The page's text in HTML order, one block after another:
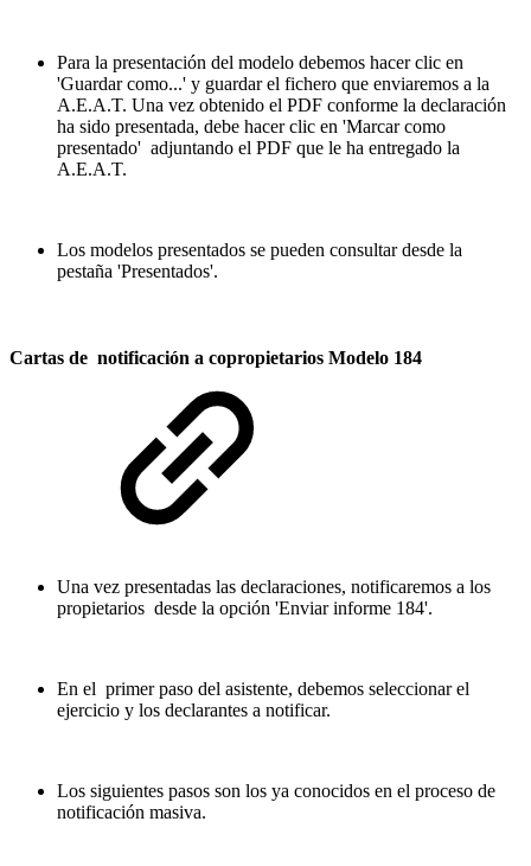
Para la presentación del modelo debemos hacer clic en
'Guardar como...' y guardar el fichero que enviaremos a la
A.E.A.T. Una vez obtenido el PDF conforme la declaración
ha sido presentada, debe hacer clic en 'Marcar como
presentado' adjuntando el PDF que le ha entregado la
A.E.A.T.
Los modelos presentados se pueden consultar desde la
pestaña 'Presentados'.
Cartas de notificación a copropietarios Modelo 184
Una vez presentadas las declaraciones, notificaremos a los
propietarios desde la opción 'Enviar informe 184'.
En el primer paso del asistente, debemos seleccionar el
ejercicio y los declarantes a notificar.
Los siguientes pasos son los ya conocidos en el proceso de
notificación masiva.